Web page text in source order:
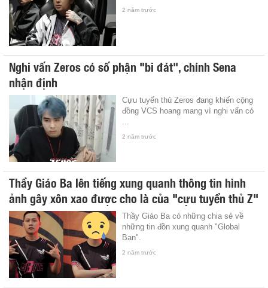
2 năm trước
Nghi vấn Zeros có số phận "bi đát", chính Sena
nhận định
Cựu tuyển thủ Zeros đang khiến cộng
đồng VCS hoang mang vì nghi vấn có
2 năm trước
Thầy Giáo Ba lên tiếng xung quanh thông tin hình
ảnh gây xôn xao được cho là của "cựu tuyển thủ Z"
Thầy Giáo Ba có những chia sẻ về
những tin đồn xung quanh "Global
Ban".
2 năm trước